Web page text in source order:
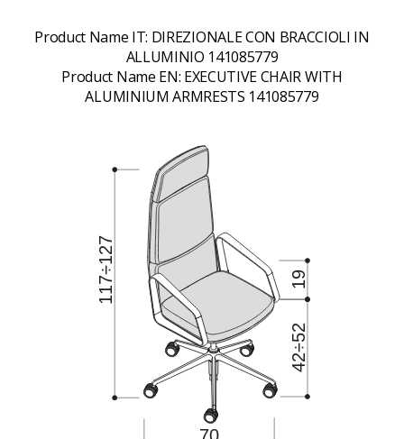
Product Name IT: DIREZIONALE CON BRACCIOLI IN
ALLUMINIO 141085779
Product Name EN: EXECUTIVE CHAIR WITH
ALUMINIUM ARMRESTS 141085779